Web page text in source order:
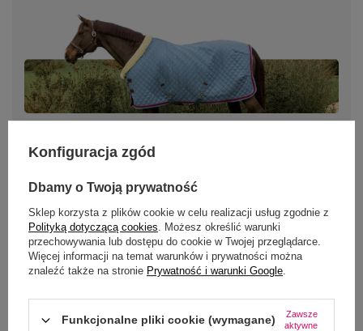
Czaprak Eqode: linia
podstawowa marki Equiline
Czaprak Eqodeto linia w niższym przedziale
cenowym, projektowana dla jeźdźców szukających
dobrej jakości w cenie bazowej. Czapraki Eqode mają
prostszą konstrukcję bez technologicznych wkładów
amortyzujących, zachowując anatomiczne wcięcie
pod kłąb oraz klasyczne pikowanie. Linia powstała
Konfiguracja zgód
Dbamy o Twoją prywatność
Sklep korzysta z plików cookie w celu realizacji usług zgodnie z
Polityką dotyczącą cookies. Możesz określić warunki
przechowywania lub dostępu do cookie w Twojej przeglądarce.
Więcej informacji na temat warunków i prywatności można
znaleźć także na stronie Prywatność i warunki Google.
Funkcjonalne pliki cookie (wymagane)
Zawsze
aktywne